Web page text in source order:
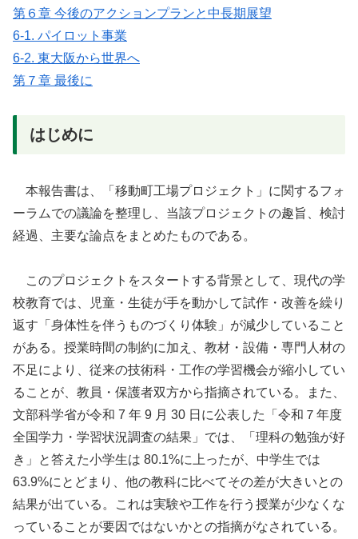
第６章 今後のアクションプランと中⾧期展望
6-1. パイロット事業
6-2. 東大阪から世界へ
第７章 最後に
はじめに
本報告書は、「移動町工場プロジェクト」に関するフォ
ーラムでの議論を整理し、当該プロジェクトの趣旨、検討
経過、主要な論点をまとめたものである。
このプロジェクトをスタートする背景として、現代の学
校教育では、児童・生徒が手を動かして試作・改善を繰り
返す「身体性を伴うものづくり体験」が減少していること
がある。授業時間の制約に加え、教材・設備・専門人材の
不足により、従来の技術科・工作の学習機会が縮小してい
ることが、教員・保護者双方から指摘されている。また、
文部科学省が令和 7 年 9 月 30 日に公表した「令和７年度
全国学力・学習状況調査の結果」では、「理科の勉強が好
き」と答えた小学生は 80.1%に上ったが、中学生では
63.9%にとどまり、他の教科に比べてその差が大きいとの
結果が出ている。これは実験や工作を行う授業が少なくな
っていることが要因ではないかとの指摘がなされている。